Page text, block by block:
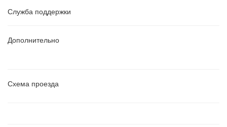
Служба поддержки
Дополнительно
Схема проезда